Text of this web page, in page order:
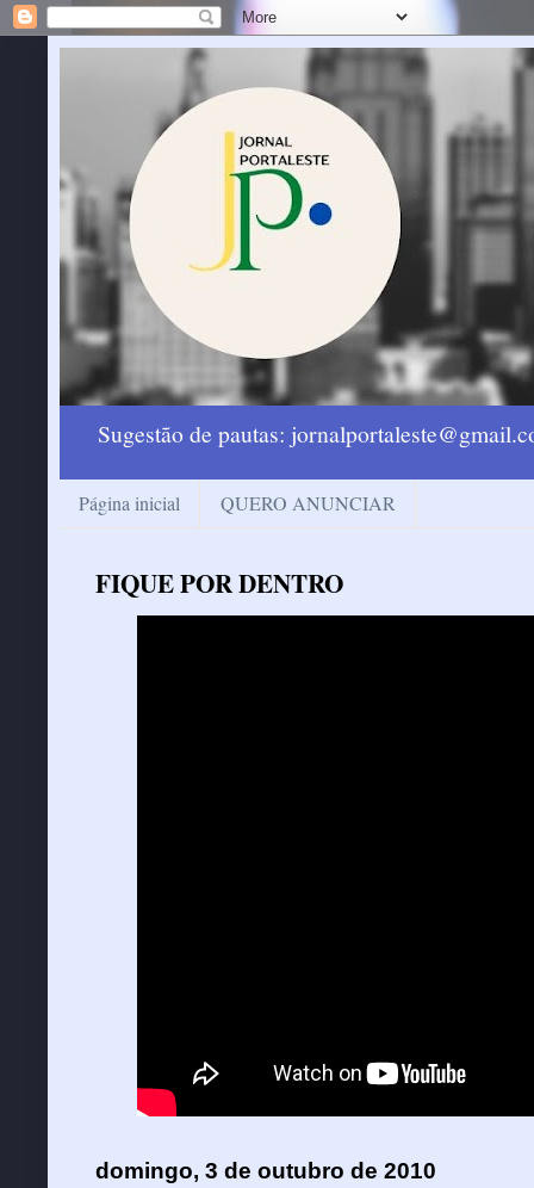
Sugestão de pautas:
Página inicial QUERO ANUNCIAR
FIQUE POR DENTRO
domingo, 3 de outubro de 2010